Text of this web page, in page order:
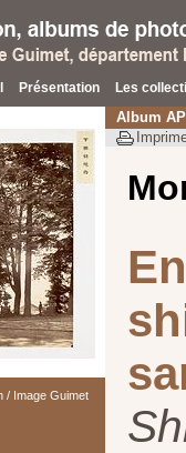
Présentation Les
/ Image Guimet
Album